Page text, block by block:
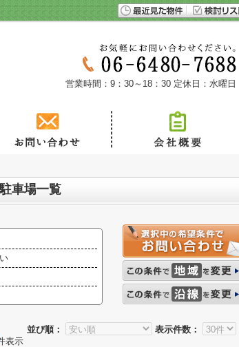
営業時間：9：30～18：30 定休日：水曜日
車場一覧
並び順： 表示件数：
表示